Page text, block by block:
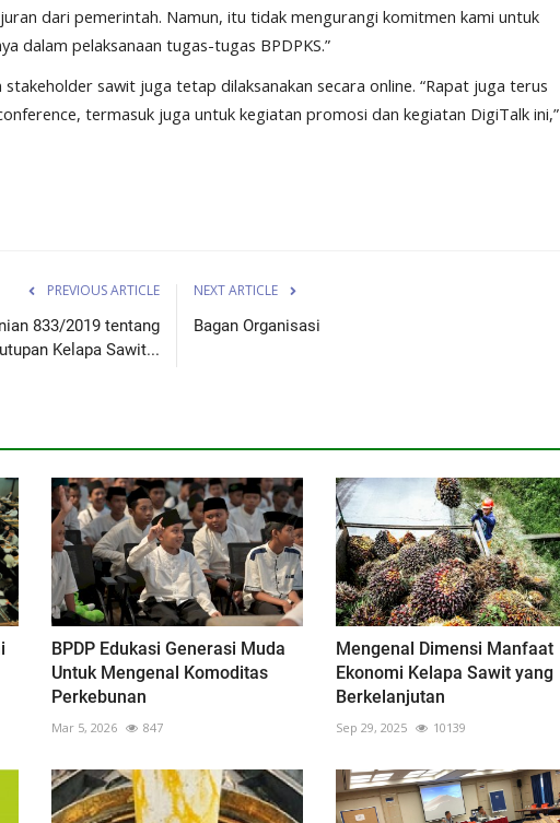
dari pemerintah. Namun, itu tidak mengurangi komitmen kami untuk
dalam pelaksanaan tugas-tugas BPDPKS.”
sawit juga tetap dilaksanakan secara online. “Rapat juga terus
termasuk juga untuk kegiatan promosi dan kegiatan DigiTalk ini,”
PREVIOUS ARTICLE
833/2019 tentang
Kelapa Sawit...
NEXT ARTICLE
Bagan Organisasi
BPDP Edukasi Generasi Muda
Untuk Mengenal Komoditas
Perkebunan
Mar 5, 2026 847
Mengenal Dimensi Manfaat
Ekonomi Kelapa Sawit yang
Berkelanjutan
Sep 29, 2025 10139